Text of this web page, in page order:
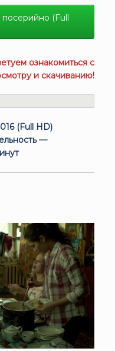
посерийно (Full
ознакомиться с
и скачиванию!
(Full HD)
—